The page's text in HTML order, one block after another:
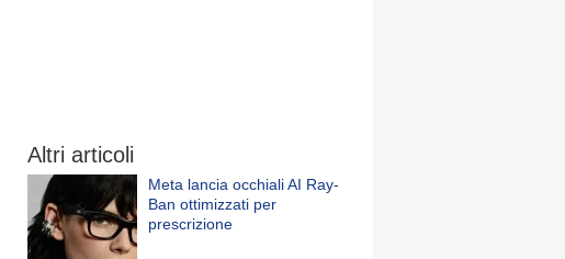
Altri articoli
Meta lancia occhiali AI Ray-
Ban ottimizzati per
prescrizione